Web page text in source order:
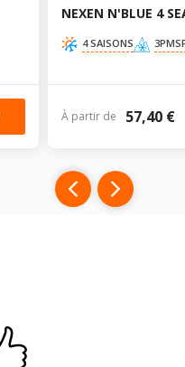
NEXEN N'BLUE 4
4 SAISONS
À partir de 57,40 €